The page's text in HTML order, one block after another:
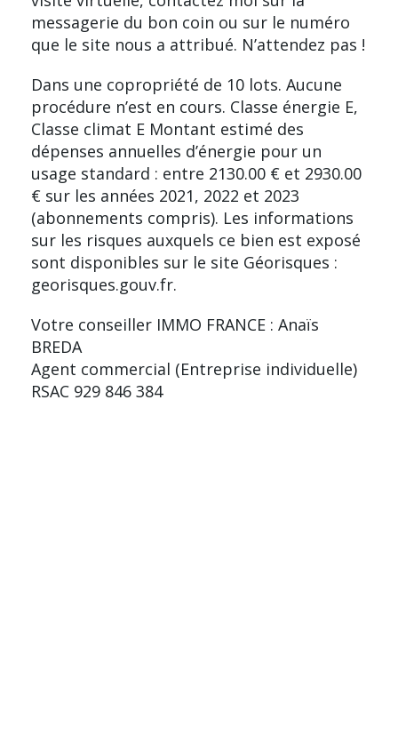
messagerie du bon coin ou sur le numéro
que le site nous a attribué. N’attendez pas !
Dans une copropriété de 10 lots. Aucune
procédure n’est en cours. Classe énergie E,
Classe climat E Montant estimé des
dépenses annuelles d’énergie pour un
usage standard : entre 2130.00 € et 2930.00
€ sur les années 2021, 2022 et 2023
(abonnements compris). Les informations
sur les risques auxquels ce bien est exposé
sont disponibles sur le site Géorisques :
georisques.gouv.fr.
Votre conseiller IMMO FRANCE : Anaïs
BREDA
Agent commercial (Entreprise individuelle)
RSAC 929 846 384